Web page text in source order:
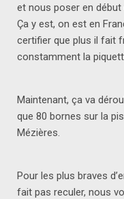
et nous poser en début
Ça y est, on est en
certifier que plus il fait
constamment la
Maintenant, ça va
que 80 bornes sur la
Mézières.
Pour les plus braves
fait pas reculer, nous